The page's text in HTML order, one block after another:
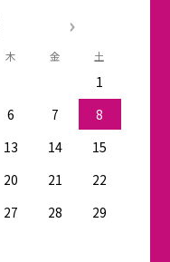
木 金 土
1
6 7
8
13 14
15
20 21
22
27 28
29